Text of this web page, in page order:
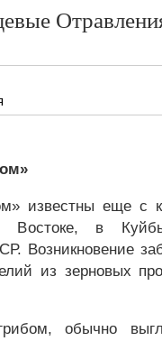
известны еще с
Востоке, в
Возникновение
из зерновых
обычно